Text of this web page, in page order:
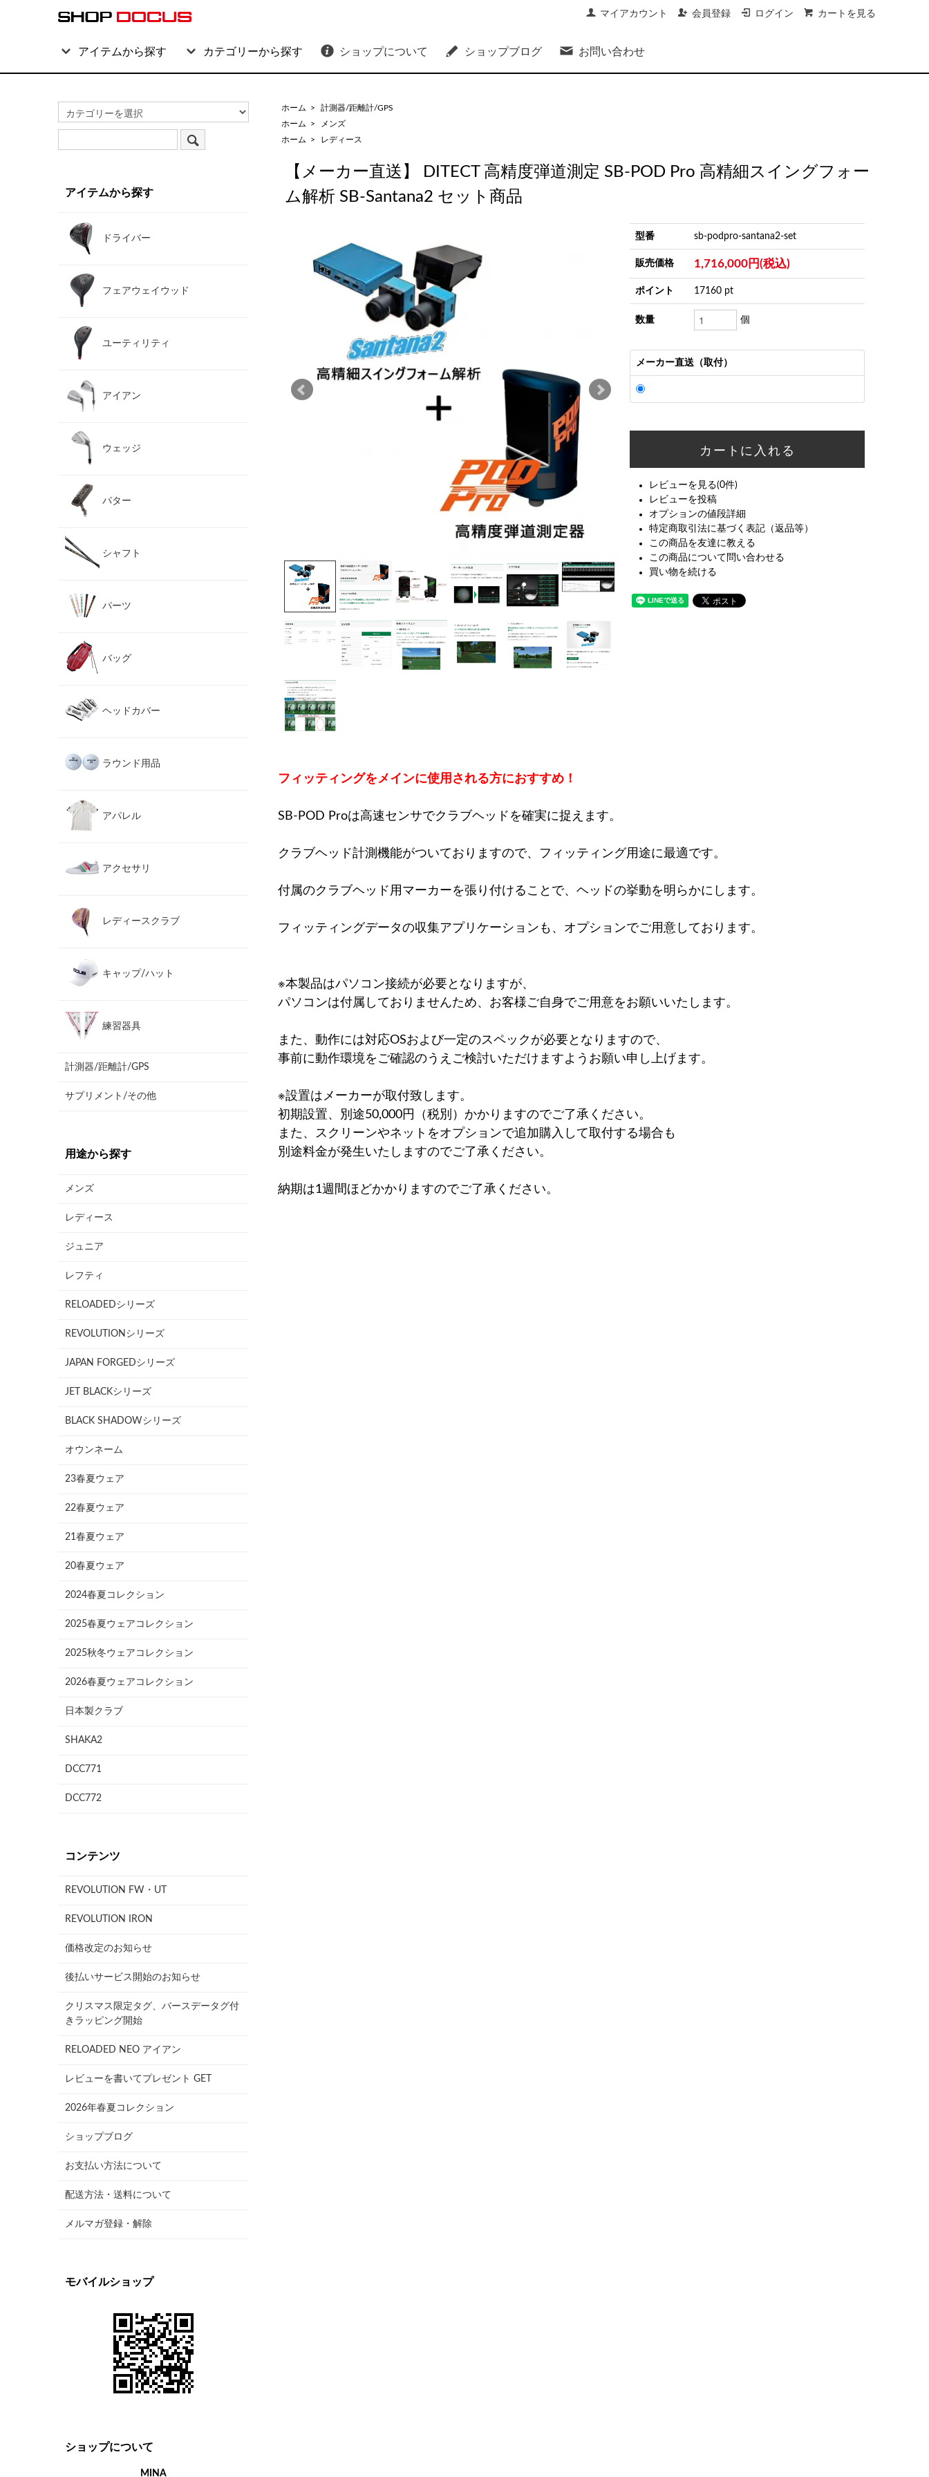
マイアカウント 会員登録 ログイン カートを見る
アイテムから探す カテゴリーから探す ショップについて ショップブログ お問い合わせ
ホーム >
計測器/距離計/GPS
ホーム
>
メンズ
ホーム
> レディース
【メーカー直送】 DITECT 高精度弾道測定 SB-POD Pro 高精細スイングフォー
ム解析 SB-Santana2 セット商品
型番 sb-podpro-santana2-set
販売価格 1,716,000円(税込)
ポイント 17160 pt
数量 個
メーカー直送（取付）
レビューを見る(0件)
レビューを投稿
オプションの値段詳細
特定商取引法に基づく表記（返品等）
この商品を友達に教える
この商品について問い合わせる
買い物を続ける
フィッティングをメインに使用される方におすすめ！
SB-POD Proは高速センサでクラブヘッドを確実に捉えます。
クラブヘッド計測機能がついておりますので、フィッティング用途に最適です。
付属のクラブヘッド用マーカーを張り付けることで、ヘッドの挙動を明らかにします。
フィッティングデータの収集アプリケーションも、オプションでご用意しております。
※本製品はパソコン接続が必要となりますが、
パソコンは付属しておりませんため、お客様ご自身でご用意をお願いいたします。
また、動作には対応OSおよび一定のスペックが必要となりますので、
事前に動作環境をご確認のうえご検討いただけますようお願い申し上げます。
※設置はメーカーが取付致します。
初期設置、別途50,000円（税別）かかりますのでご了承ください。
また、スクリーンやネットをオプションで追加購入して取付する場合も
別途料金が発生いたしますのでご了承ください。
納期は1週間ほどかかりますのでご了承ください。
アイテムから探す
ドライバー
フェアウェイウッド
ユーティリティ
アイアン
ウェッジ
パター
シャフト
パーツ
バッグ
ヘッドカバー
ラウンド用品
アパレル
アクセサリ
レディースクラブ
キャップ/ハット
練習器具
計測器/距離計/GPS
サプリメント/その他
用途から探す
メンズ
レディース
ジュニア
レフティ
RELOADEDシリーズ
REVOLUTIONシリーズ
JAPAN FORGEDシリーズ
JET BLACKシリーズ
BLACK SHADOWシリーズ
オウンネーム
23春夏ウェア
22春夏ウェア
21春夏ウェア
20春夏ウェア
2024春夏コレクション
2025春夏ウェアコレクション
2025秋冬ウェアコレクション
2026春夏ウェアコレクション
日本製クラブ
SHAKA2
DCC771
DCC772
コンテンツ
REVOLUTION FW・UT
REVOLUTION IRON
価格改定のお知らせ
後払いサービス開始のお知らせ
クリスマス限定タグ、バースデータグ付
きラッピング開始
RELOADED NEO アイアン
レビューを書いてプレゼント GET
2026年春夏コレクション
ショップブログ
お支払い方法について
配送方法・送料について
メルマガ登録・解除
モバイルショップ
ショップについて
MINA